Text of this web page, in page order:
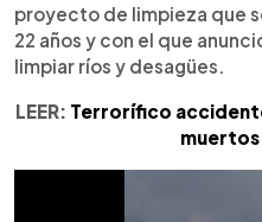
proyecto de limpieza que
22 años y con el que
limpiar ríos y desagües.
LEER: Terrorífico
muertos